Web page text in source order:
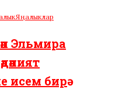
Яңалыклар
Эльмира
исем бирә